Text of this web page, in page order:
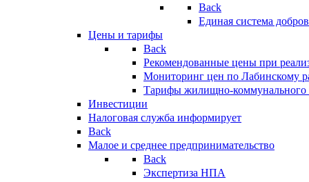
Back
Единая система
Цены и тарифы
Back
Рекомендованные цены при
Мониторинг цен по Лабинскому
Тарифы жилищно-коммунального
Инвестиции
Налоговая служба информирует
Back
Малое и среднее предпринимательство
Back
Экспертиза НПА